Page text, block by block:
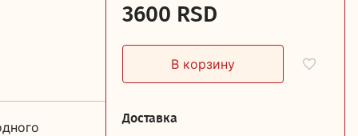
3600 RSD
Доставка